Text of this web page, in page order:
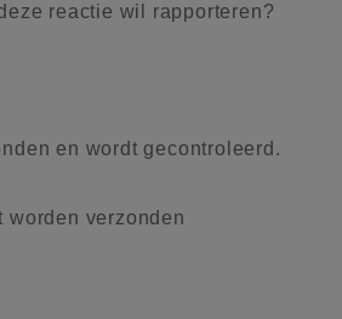
reactie wil rapporteren?
en wordt gecontroleerd.
worden verzonden